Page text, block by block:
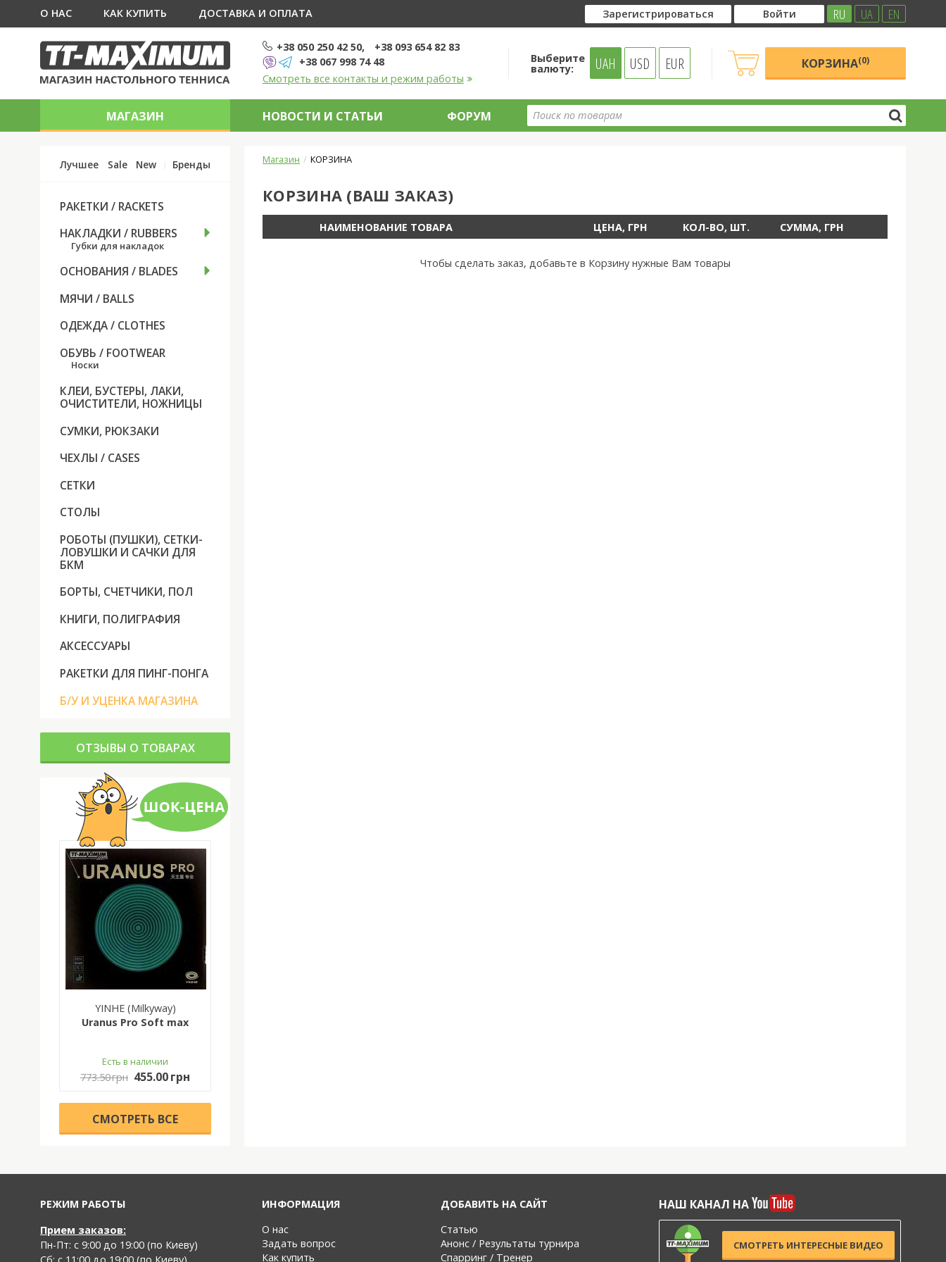
О НАС КАК КУПИТЬ ДОСТАВКА И ОПЛАТА Зарегистрироваться Войти RU UA EN
+38 050 250 42 50
+38 093 654 82 83
+38 067 998 74 48
Смотреть все контакты и режим работы
Выберите
валюту: UAH USD EUR КОРЗИНА(0)
МАГАЗИН НОВОСТИ И СТАТЬИ ФОРУМ
Лучшее Sale New Бренды
РАКЕТКИ / RACKETS
НАКЛАДКИ / RUBBERS
Губки для накладок
ОСНОВАНИЯ / BLADES
МЯЧИ / BALLS
ОДЕЖДА / CLOTHES
ОБУВЬ / FOOTWEAR
Носки
КЛЕИ, БУСТЕРЫ, ЛАКИ,
ОЧИСТИТЕЛИ, НОЖНИЦЫ
СУМКИ, РЮКЗАКИ
ЧЕХЛЫ / CASES
СЕТКИ
СТОЛЫ
РОБОТЫ (ПУШКИ), СЕТКИ-
ЛОВУШКИ И САЧКИ ДЛЯ
БКМ
БОРТЫ, СЧЕТЧИКИ, ПОЛ
КНИГИ, ПОЛИГРАФИЯ
АКСЕССУАРЫ
РАКЕТКИ ДЛЯ ПИНГ-ПОНГА
Б/У И УЦЕНКА МАГАЗИНА
ОТЗЫВЫ О ТОВАРАХ
YINHE (Milkyway)
Uranus Pro Soft max
Есть в наличии
773.50 грн 455.00 грн
CМОТРЕТЬ ВСЕ
Магазин КОРЗИНА
КОРЗИНА (ВАШ ЗАКАЗ)
НАИМЕНОВАНИЕ ТОВАРА ЦЕНА, ГРН КОЛ-ВО, ШТ. СУММА, ГРН
Чтобы сделать заказ, добавьте в Корзину нужные Вам товары
РЕЖИМ РАБОТЫ
Прием заказов:
Пн-Пт: с 9:00 до 19:00 (по Киеву)
ИНФОРМАЦИЯ
О нас
Задать вопрос
Как купить
ДОБАВИТЬ НА САЙТ
Статью
Анонс / Результаты турнира
Спарринг / Тренер
НАШ КАНАЛ НА
СМОТРЕТЬ ИНТЕРЕСНЫЕ ВИДЕО